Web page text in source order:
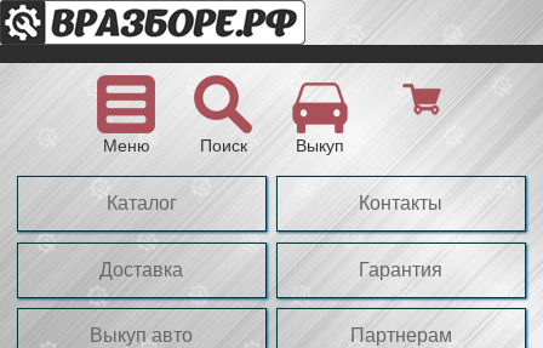
Меню Поиск Выкуп
Каталог Контакты
Доставка Гарантия
Выкуп авто Партнерам